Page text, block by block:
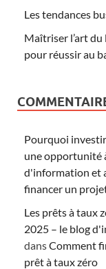
Les tendances
Maîtriser l’art du
pour réussir au
Pourquoi
une opportunité
d'information et
financer un
Les prêts à taux
2025 – le blog
dansComment
prêt à taux zéro